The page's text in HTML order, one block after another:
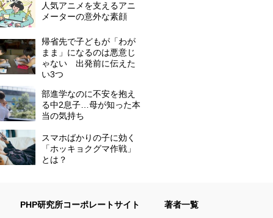
人気アニメを支えるアニ
メーターの意外な素顔
帰省先で子どもが「わが
まま」になるのは悪意じ
ゃない 出発前に伝えた
い3つ
部進学なのに不安を抱え
る中2息子…母が知った本
当の気持ち
スマホばかりの子に効く
「ホッキョクグマ作戦」
とは？
PHP研究所コーポレートサイト 著者一覧